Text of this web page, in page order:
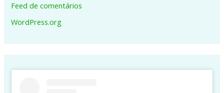
Feed de comentários
WordPress.org